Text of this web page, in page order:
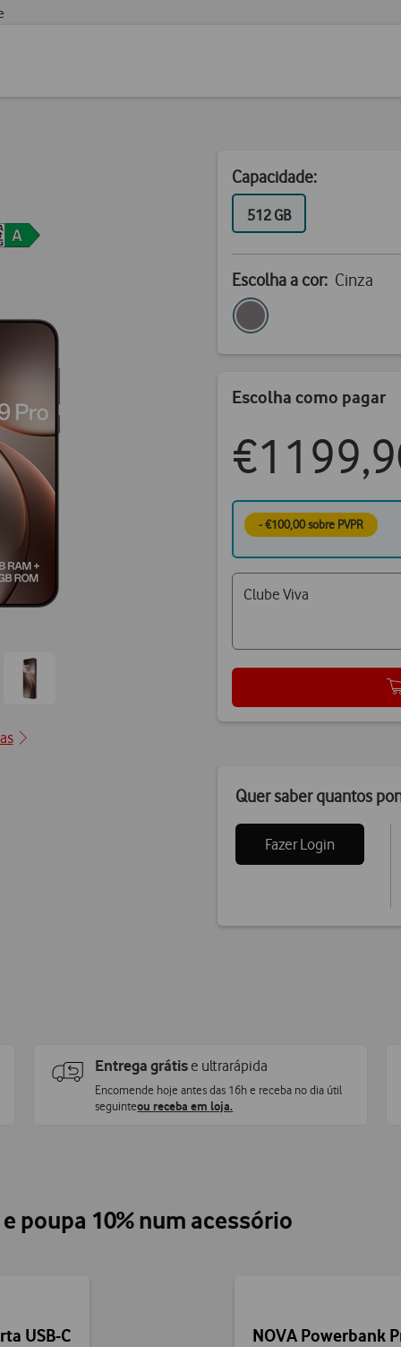
Ir
Capacidade:
512 GBGB
Escolha a cor: Cinza
Escolha como pagar
- €100,00 sobre PVPR
Clube Viva
Quer saber quantos
Fazer Login
Entrega grátis e ultrarápida
Encomende hoje antes das 16h e receba no dia útil
seguinteou receba em loja.
poupa 10% num acessório
USB-C
NOVA Powerbank